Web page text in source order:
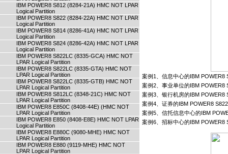
IBM POWER8 S812 (8284-21A) HMC NOT LPAR
Logical Partition
IBM POWER8 S822 (8284-22A) HMC NOT LPAR
Logical Partition
IBM POWER8 S814 (8286-41A) HMC NOT LPAR
Logical Partition
IBM POWER8 S824 (8286-42A) HMC NOT LPAR
Logical Partition
IBM POWER8 S822LC (8335-GCA) HMC NOT
LPAR Logical Partition
IBM POWER8 S822LC (8335-GTA) HMC NOT
LPAR Logical Partition
IBM POWER8 S822LC (8335-GTB) HMC NOT
LPAR Logical Partition
IBM POWER8 S812LC (8348-21C) HMC NOT
LPAR Logical Partition
IBM POWER8 E850C (8408-44E) (HMC NOT
LPAR Logical Partition
IBM POWER8 E850 (8408-E8E) HMC NOT LPAR
Logical Partition
IBM POWER8 E880C (9080-MHE) HMC NOT
LPAR Logical Partition
IBM POWER8 E880 (9119-MHE) HMC NOT
LPAR Logical Partition
案例1、信息中心的IBM POWER8
案例2、事业单位的IBM POWER8
案例3、银行机房的IBM POWER8
案例4、证券的IBM POWER8
案例5、信托信息中心的IBM
案例6、招标中心的IBM POWER8